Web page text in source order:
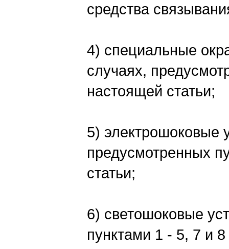
средства
4) специальные
случаях,
настоящей статьи;
5) электрошоковые
предусмотренных
статьи;
6) светошоковые
пунктами 1 - 5, 7 и